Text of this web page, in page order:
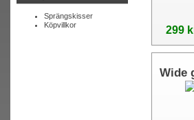
Sprängskisser
Köpvillkor
299
Wide